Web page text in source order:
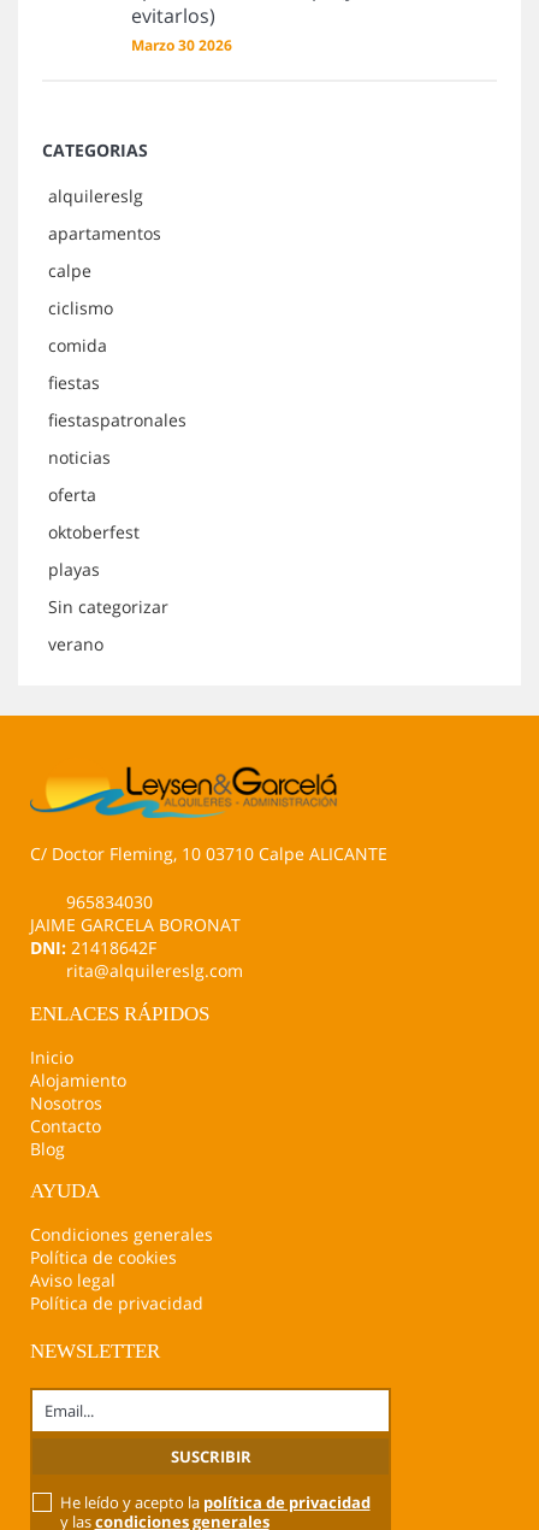
evitarlos)
Marzo 30 2026
CATEGORIAS
alquilereslg
apartamentos
calpe
ciclismo
comida
fiestas
fiestaspatronales
noticias
oferta
oktoberfest
playas
Sin categorizar
verano
C/ Doctor Fleming, 10 03710 Calpe ALICANTE
965834030
JAIME GARCELA BORONAT
DNI: 21418642F
rita@alquilereslg.com
ENLACES RÁPIDOS
Inicio
Alojamiento
Nosotros
Contacto
Blog
AYUDA
Condiciones generales
Política de cookies
Aviso legal
Política de privacidad
NEWSLETTER
He leído y acepto la política de privacidad
y lascondiciones generales